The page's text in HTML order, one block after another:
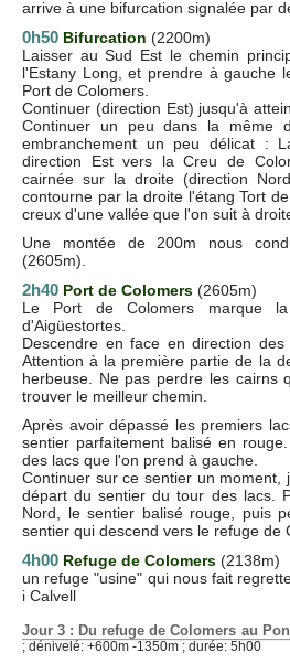
arrive à une bifurcation signalée par
0h50 Bifurcation (2200m)
Laisser au Sud Est le chemin
l'Estany Long, et prendre à gauche
Port de Colomers.
Continuer (direction Est) jusqu'à
Continuer un peu dans la même
embranchement un peu délicat :
direction Est vers la Creu de
cairnée sur la droite (direction
contourne par la droite l'étang Tort
creux d'une vallée que l'on suit à
Une montée de 200m nous
(2605m).
2h40 Port de Colomers (2605m)
Le Port de Colomers marque
d'Aigüestortes.
Descendre en face en direction des
Attention à la première partie de la
herbeuse. Ne pas perdre les cairns
trouver le meilleur chemin.
Après avoir dépassé les premiers
sentier parfaitement balisé en
des lacs que l'on prend à gauche.
Continuer sur ce sentier un moment,
départ du sentier du tour des lacs.
Nord, le sentier balisé rouge, puis
sentier qui descend vers le refuge de
4h00 Refuge de Colomers (2138m)
un refuge "usine" qui nous fait
i Calvell
Jour 3 : Du refuge de Colomers au
; dénivelé: +600m -1350m ; durée: 5h00